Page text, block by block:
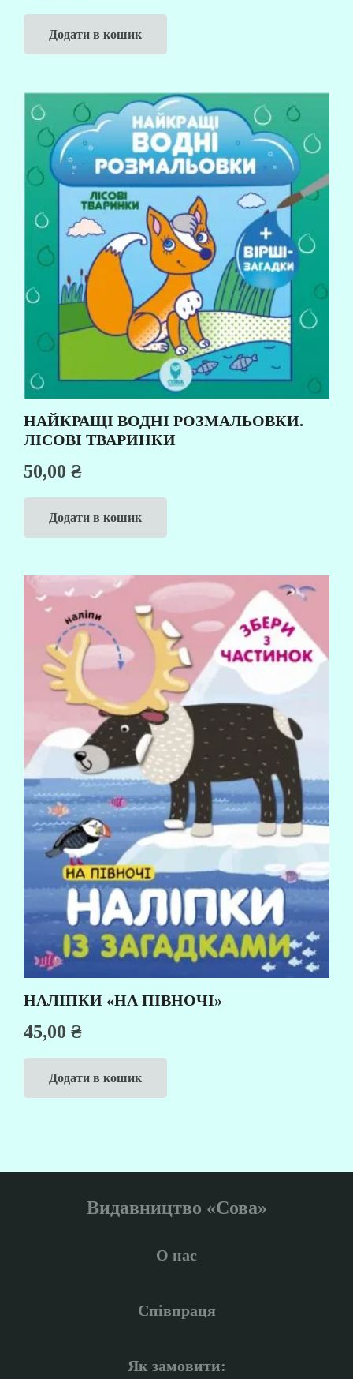
Додати в кошик
НАЙКРАЩІ ВОДНІ РОЗМАЛЬОВКИ.
ЛІСОВІ ТВАРИНКИ
50,00 ₴
Додати в кошик
НАЛІПКИ «НА ПІВНОЧІ»
45,00 ₴
Додати в кошик
Видавництво «Сова»
О нас
Співпраця
Як замовити: